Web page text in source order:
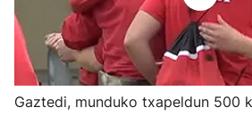
Herri-kirolak
Eskubaloia
Gaztedi, munduko txapeldun 500